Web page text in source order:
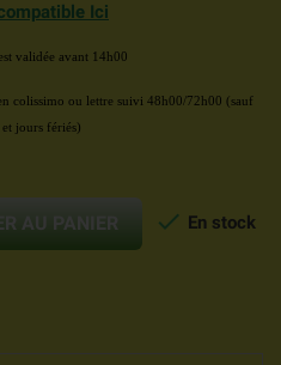
Ici
validée avant 14h00
colissimo ou lettre suivi 48h00/72h00 (sauf
jours fériés)
AU PANIER  En stock